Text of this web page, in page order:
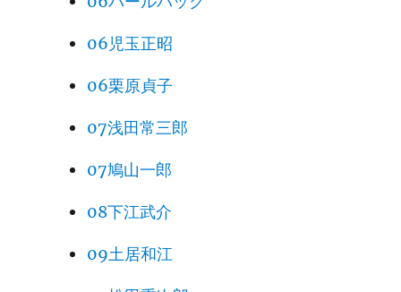
06児玉正昭
06栗原貞子
07浅田常三郎
07鳩山一郎
08下江武介
09土居和江